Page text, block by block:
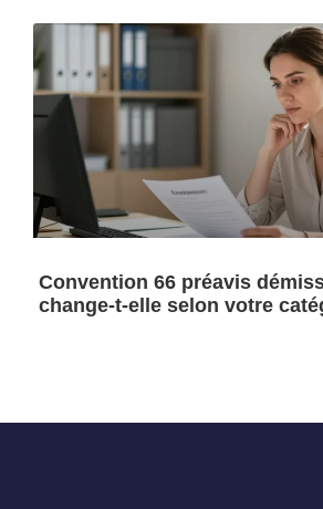
Convention 66 préavis
change-t-elle selon votre